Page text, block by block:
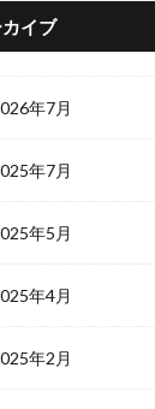
イブ
年7月
年7月
年5月
年4月
年2月